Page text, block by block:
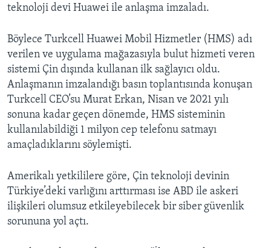
teknoloji devi Huawei ile anlaşma imzaladı.
Böylece Turkcell Huawei Mobil Hizmetler (HMS) adı
verilen ve uygulama mağazasıyla bulut hizmeti veren
sistemi Çin dışında kullanan ilk sağlayıcı oldu.
Anlaşmanın imzalandığı basın toplantısında konuşan
Turkcell CEO’su Murat Erkan, Nisan ve 2021 yılı
sonuna kadar geçen dönemde, HMS sisteminin
kullanılabildiği 1 milyon cep telefonu satmayı
amaçladıklarını söylemişti.
Amerikalı yetkililere göre, Çin teknoloji devinin
Türkiye’deki varlığını arttırması ise ABD ile askeri
ilişkileri olumsuz etkileyebilecek bir siber güvenlik
sorununa yol açtı.